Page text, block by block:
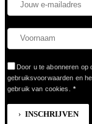
Door u te abonneren op
gebruiksvoorwaarden en
gebruik van cookies.
*
INSCHRIJVEN